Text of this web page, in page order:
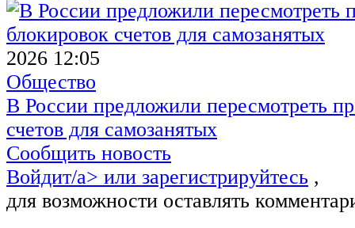
2026 12:05
Общество
В России предложили пересмотреть
счетов для самозанятых
Сообщить новость
Войдит/a> или зарегистрируйтесь ,
для возможности оставлять